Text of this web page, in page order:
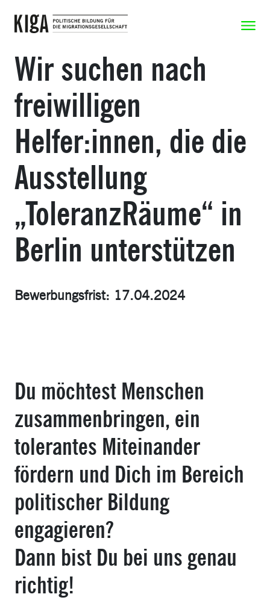
Zeige
Wir suchen nach
freiwilligen
Helfer:innen, die die
Ausstellung
„ToleranzRäume“ in
Berlin unterstützen
Bewerbungsfrist: 17.04.2024
Du möchtest Menschen
zusammenbringen, ein
tolerantes Miteinander
fördern und Dich im Bereich
politischer Bildung
engagieren?
Dann bist Du bei uns genau
richtig!